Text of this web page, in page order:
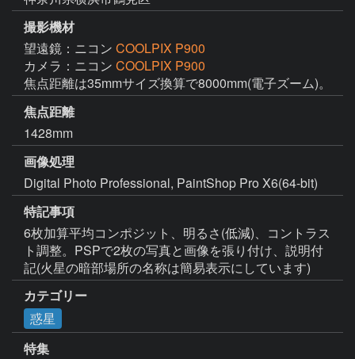
撮影機材
望遠鏡：ニコン COOLPIX P900
カメラ：ニコン COOLPIX P900
焦点距離は35mmサイズ換算で8000mm(電子ズーム)。
焦点距離
1428mm
画像処理
Digital Photo Professional, PaintShop Pro X6(64-bit)
特記事項
6枚加算平均コンポジット、明るさ(低減)、コントラス
ト調整。PSPで2枚の写真と画像を張り付け、説明付
記(火星の暗部場所の名称は簡易表示にしています)
カテゴリー
惑星
特集